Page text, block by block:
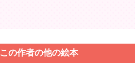
この作者の他の絵本